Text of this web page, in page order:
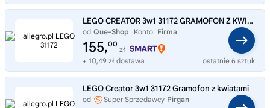
LEGO CREATOR 3w1 31172 GRAMOFON Z KWIATAMI KLOCKI ZESTAW
od Que-Shop Konto: Firma
155,00
zł
+ 10,49 zł dostawa
ostatnie 6 sztuk
LEGO Creator 3w1 31172 Gramofon z kwiatami
od Super Sprzedawcy Pirgan